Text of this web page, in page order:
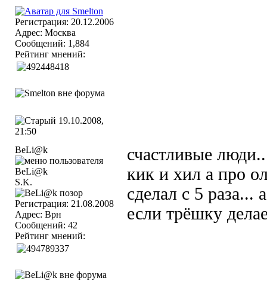
Регистрация: 20.12.2006
Адрес: Москва
Сообщений: 1,884
Рейтинг мнений:
19.10.2008,
21:50
BeLi@k
S.K.
Регистрация: 21.08.2008
Адрес: Врн
Сообщений: 42
Рейтинг мнений:
счастливые
кик и хил а про
сделал с 5 раза...
если трёшку